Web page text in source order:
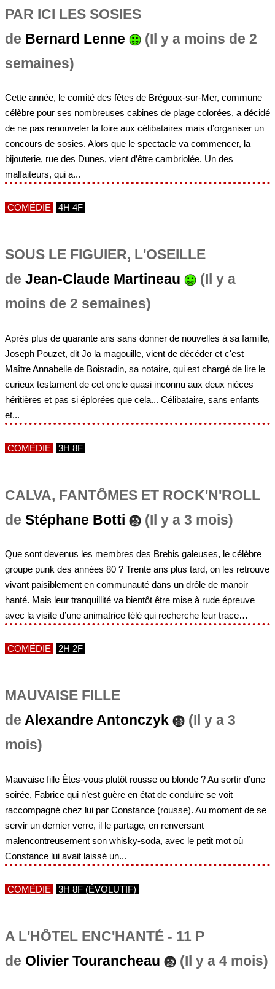
PAR ICI LES SOSIES
de Bernard Lenne
(Il y a moins de 2
semaines)
Cette année, le comité des fêtes de Brégoux-sur-Mer, commune
célèbre pour ses nombreuses cabines de plage colorées, a décidé
de ne pas renouveler la foire aux célibataires mais d’organiser un
concours de sosies. Alors que le spectacle va commencer, la
bijouterie, rue des Dunes, vient d’être cambriolée. Un des
malfaiteurs, qui a...
COMÉDIE 4H 4F
SOUS LE FIGUIER, L'OSEILLE
de Jean-Claude Martineau
(Il y a
moins de 2 semaines)
Après plus de quarante ans sans donner de nouvelles à sa famille,
Joseph Pouzet, dit Jo la magouille, vient de décéder et c'est
Maître Annabelle de Boisradin, sa notaire, qui est chargé de lire le
curieux testament de cet oncle quasi inconnu aux deux nièces
héritières et pas si éplorées que cela... Célibataire, sans enfants
et...
COMÉDIE 3H 8F
CALVA, FANTÔMES ET ROCK'N'ROLL
de Stéphane Botti (Il y a 3 mois)
Que sont devenus les membres des Brebis galeuses, le célèbre
groupe punk des années 80 ? Trente ans plus tard, on les retrouve
vivant paisiblement en communauté dans un drôle de manoir
hanté. Mais leur tranquillité va bientôt être mise à rude épreuve
avec la visite d’une animatrice télé qui recherche leur trace…
COMÉDIE 2H 2F
MAUVAISE FILLE
de Alexandre Antonczyk
(Il y a 3
mois)
Mauvaise fille Êtes-vous plutôt rousse ou blonde ? Au sortir d’une
soirée, Fabrice qui n’est guère en état de conduire se voit
raccompagné chez lui par Constance (rousse). Au moment de se
servir un dernier verre, il le partage, en renversant
malencontreusement son whisky-soda, avec le petit mot où
Constance lui avait laissé un...
COMÉDIE 3H 8F (ÉVOLUTIF)
A L'HÔTEL ENC'HANTÉ - 11 P
de Olivier Tourancheau (Il y a 4 mois)